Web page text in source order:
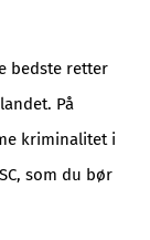
bedste retter
På
kriminalitet i
som du bør